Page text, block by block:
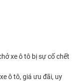
xe ô tô bị sự cố chết
ô tô, giá ưu đãi, uy